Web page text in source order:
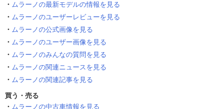
ムラーノの最新モデルの情報を見る
ムラーノのユーザーレビューを見る
ムラーノの公式画像を見る
ムラーノのユーザー画像を見る
ムラーノのみんなの質問を見る
ムラーノの関連ニュースを見る
ムラーノの関連記事を見る
買う・売る
ムラーノの中古車情報を見る